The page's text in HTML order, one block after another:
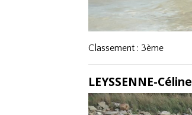
Classement : 3ème
LEYSSENNE-Céline